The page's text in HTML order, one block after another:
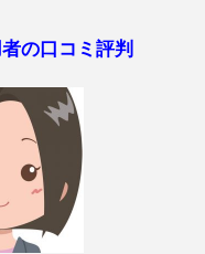
の口コミ評判